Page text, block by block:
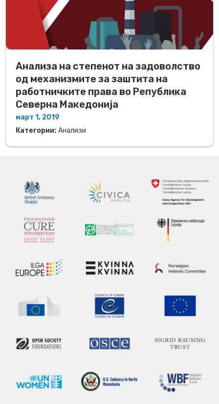
Анализа на степенот на задоволство
од механизмите за заштита на
работничките права во Република
Северна Македонија
март 1, 2019
Категории: Анализи